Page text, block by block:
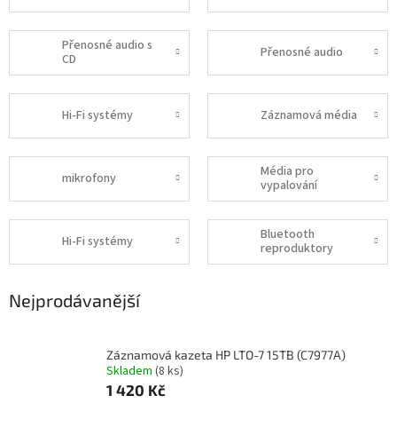
Přenosné audio s
CD
Přenosné audio
Hi-Fi systémy Záznamová média
mikrofony
Média pro
vypalování
Hi-Fi systémy
Bluetooth
reproduktory
Nejprodávanější
Záznamová kazeta HP LTO-7 15TB (C7977A)
Skladem (8 ks)
1 420 Kč